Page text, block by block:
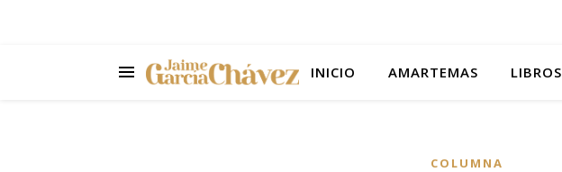
INICIO AMARTEMAS LIBROS
COLUMNA